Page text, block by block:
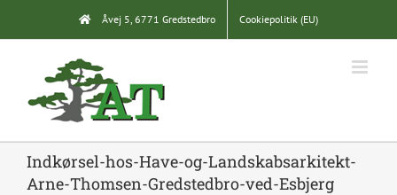
content
Åvej 5, 6771 Gredstedbro Cookiepolitik (EU)
Indkørsel-hos-Have-og-Landskabsarkitekt-
Arne-Thomsen-Gredstedbro-ved-Esbjerg